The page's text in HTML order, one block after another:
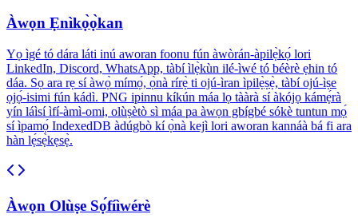
Àwọn Ẹnìkọ̀ọ̀kan
Yọ ìgé tó dára láti inú aworan foonu fún àwòrán-àpilẹ̀kọ́ lori
LinkedIn, Discord, WhatsApp, tàbí ìlẹ̀kùn ilé-ìwé tó béèrè ẹhin tó
dáa. Sọ ara rẹ sí àwọ̀ mímọ́, ọ̀nà rírẹ̀ ti ojú-ìran ìpilẹ̀ṣẹ̀, tàbí ojú-ìṣe
ọjọ́-isimi fún kádì. PNG ipinnu kíkún máa lọ tààrà sí àkójọ kámẹ́rà
yín láìsí ìfí-àmì-omi, olùṣètò sì máa pa àwọn gbígbé sókè tuntun mọ́
sí ìpamọ́ IndexedDB àdúgbò kí ọ̀nà kejì lori aworan kannáà bá fi ara
hàn lẹ́sẹ̀kẹsẹ̀.
Àwọn Olùṣe Sọ́fíìwérè